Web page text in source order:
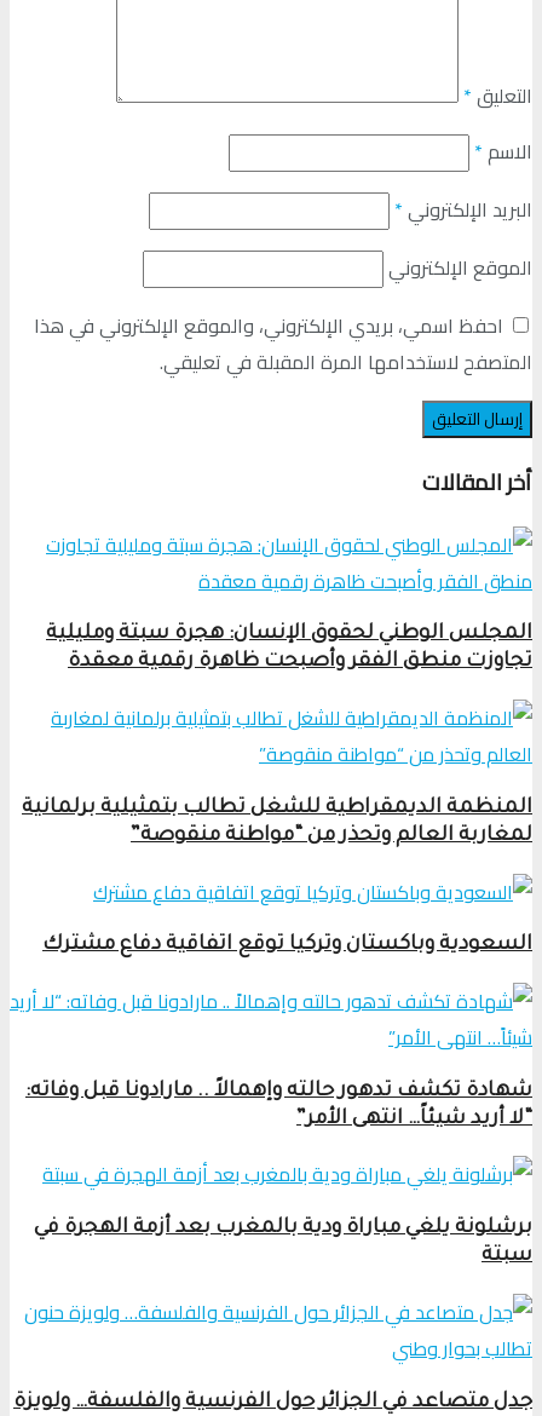
التعليق*
الاسم*
البريد الإلكتروني*
الموقع الإلكتروني
احفظ اسمي، بريدي الإلكتروني، والموقع الإلكتروني في هذا
المتصفح لاستخدامها المرة المقبلة في تعليقي.
أخر المقالات
المجلس الوطني لحقوق الإنسان: هجرة سبتة ومليلية
تجاوزت منطق الفقر وأصبحت ظاهرة رقمية معقدة
المنظمة الديمقراطية للشغل تطالب بتمثيلية برلمانية
لمغاربة العالم وتحذر من “مواطنة منقوصة”
السعودية وباكستان وتركيا توقع اتفاقية دفاع مشترك
شهادة تكشف تدهور حالته وإهمالاً .. مارادونا قبل وفاته:
“لا أريد شيئاً… انتهى الأمر”
برشلونة يلغي مباراة ودية بالمغرب بعد أزمة الهجرة في
سبتة
جدل متصاعد في الجزائر حول الفرنسية والفلسفة… ولويزة